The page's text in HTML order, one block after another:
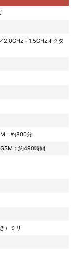
＋1.5GHzオクタ
：約800分
：約490時間
）ミリ